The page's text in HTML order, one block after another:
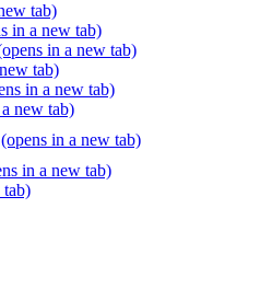
tab)
in a new tab)
in a new tab)
tab)
in a new tab)
new tab)
(opens in a new tab)
in a new tab)
tab)